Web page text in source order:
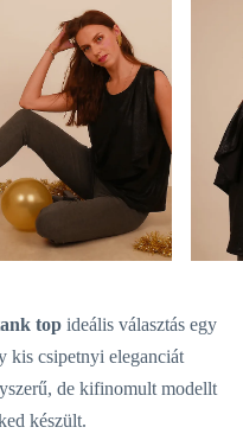
top ideális választás egy
kis csipetnyi eleganciát
de kifinomult modellt
készült.